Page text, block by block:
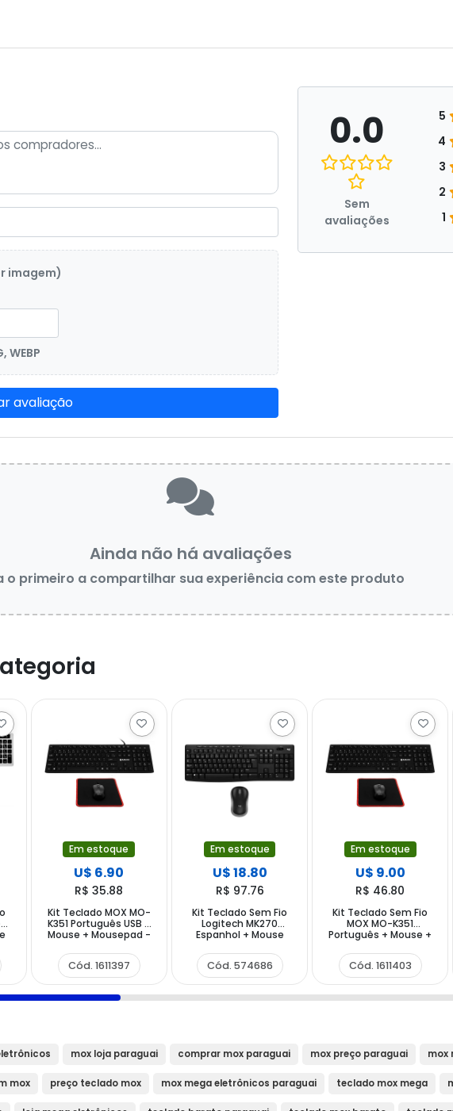
imagem)
WEBP
avaliação
0.0
Sem
avaliações
5
4
3
2
1
Ainda não há avaliações
o primeiro a compartilhar sua experiência com este produto
Em estoque
U$ 6.90
R$ 35.88
Kit Teclado MOX MO-
K351 Português USB +
Mouse + Mousepad -
Cód. 1611397
Em estoque
U$ 18.80
R$ 97.76
Kit Teclado Sem Fio
Logitech MK270
Espanhol + Mouse
Cód. 574686
Em estoque
U$ 9.00
R$ 46.80
Kit Teclado Sem Fio
MOX MO-K351
Português + Mouse +
Cód. 1611403
mox loja paraguai comprar mox paraguai mox preço paraguai mox
mox preço teclado mox mox mega eletrônicos paraguai teclado mox mega